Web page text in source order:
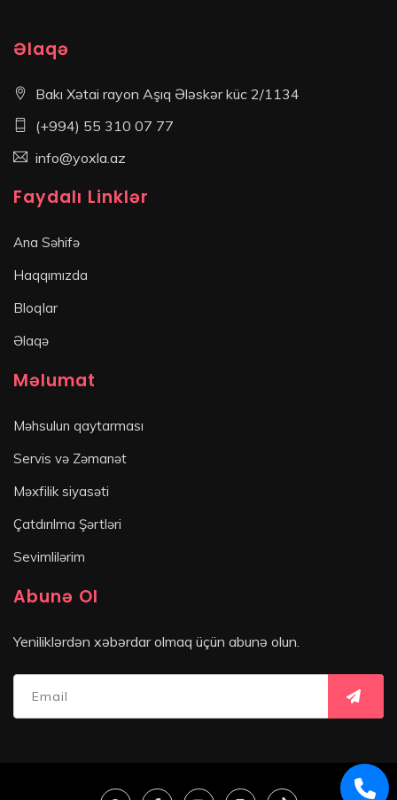
Əlaqə
Bakı Xətai rayon Aşıq Ələskər küc 2/1134
(+994) 55 310 07 77
info@yoxla.az
Faydalı Linklər
Ana Səhifə
Haqqımızda
Bloqlar
Əlaqə
Məlumat
Məhsulun qaytarması
Servis və Zəmanət
Məxfilik siyasəti
Çatdırılma Şərtləri
Sevimlilərim
Abunə Ol
Yeniliklərdən xəbərdar olmaq üçün abunə olun.